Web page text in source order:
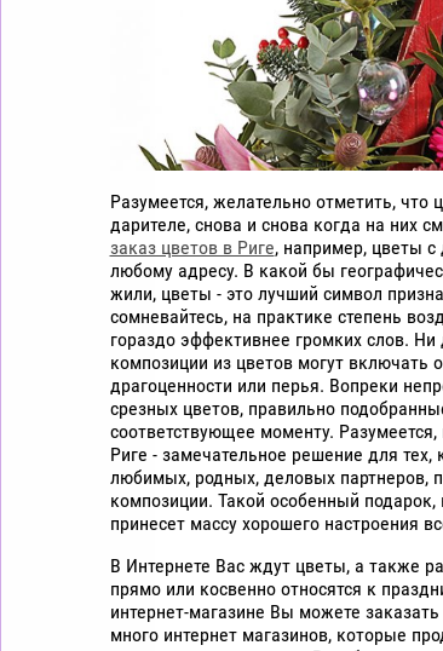
Разумеется, желательно отметить, что
дарителе, снова и снова когда на них
заказ цветов в Риге, например, цветы с
любому адресу. В какой бы
жили, цветы - это лучший символ
сомневайтесь, на практике степень
гораздо эффективнее громких слов. Ни
композиции из цветов могут включать
драгоценности или перья. Вопреки
срезных цветов, правильно
соответствующее моменту.
Риге - замечательное решение для тех,
любимых, родных, деловых партнеров,
композиции. Такой особенный подарок,
принесет массу хорошего настроения
В Интернете Вас ждут цветы, а также
прямо или косвенно относятся к
интернет-магазине Вы можете
много интернет магазинов, которые